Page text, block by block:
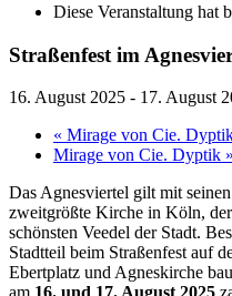
Diese Veranstaltung hat
Straßenfest im
16. August 2025 - 17. August
« Mirage von Cie.
Mirage von Cie. Dyptik »
Das Agnesviertel gilt mit
zweitgrößte Kirche in Köln,
schönsten Veedel der Stadt.
Stadtteil beim Straßenfest auf
Ebertplatz und Agneskirche